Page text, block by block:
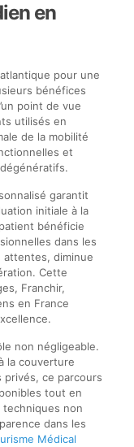
en
pour une
bénéfices
point de vue
utilisés en
de la mobilité
et
garantit
initiale à la
bénéficie
dans les
attentes, diminue
Cette
Franchir,
en France
non négligeable.
la couverture
privés, ce parcours
tout en
non
dans les
Médical